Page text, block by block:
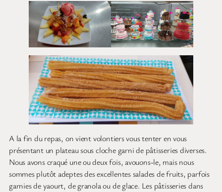
A la fin du repas, on vient volontiers vous tenter en vous
présentant un plateau sous cloche garni de pâtisseries diverses.
Nous avons craqué une ou deux fois, avouons-le, mais nous
sommes plutôt adeptes des excellentes salades de fruits, parfois
garnies de yaourt, de granola ou de glace. Les pâtisseries dans